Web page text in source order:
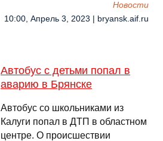
Новости
10:00, Апрель 3, 2023 | bryansk.aif.ru
Автобус с детьми попал в
аварию в Брянске
Автобус со школьниками из
Калуги попал в ДТП в областном
центре. О происшествии